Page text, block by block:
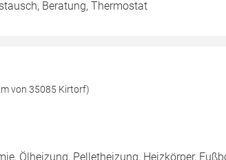
Beratung, Thermostat
von 35085 Kirtorf)
Ölheizung, Pelletheizung, Heizkörper,